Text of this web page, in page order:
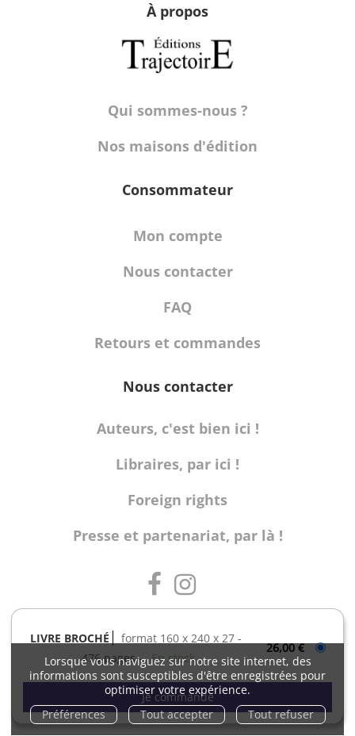
Lorsque vous naviguez sur notre site internet, des
informations sont susceptibles d'être enregistrées pour
optimiser votre expérience.
Préférences
Tout accepter Tout refuser
LIVRE BROCHÉ
format 160 x 240 x 27
476 pages
En stock
26,00 €
À propos
Qui sommes-nous ?
Nos maisons d'édition
Consommateur
Mon compte
Nous contacter
FAQ
Retours et commandes
Nous contacter
Auteurs, c'est bien ici !
Libraires, par ici !
Foreign rights
Presse et partenariat, par là !
Charte de référencement
Charte de données personnelles
Conditions générales d'utilisation
Conditions générales de vente
Mentions légales